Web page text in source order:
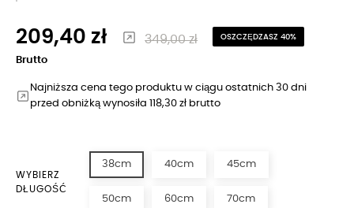
209,40 zł 349,00 zł OSZCZĘDZASZ 40%
Brutto
Najniższa cena tego produktu w ciągu ostatnich 30 dni
przed obniżką wynosiła 118,30 zł brutto
WYBIERZ
DŁUGOŚĆ
38cm 40cm 45cm
50cm 60cm 70cm